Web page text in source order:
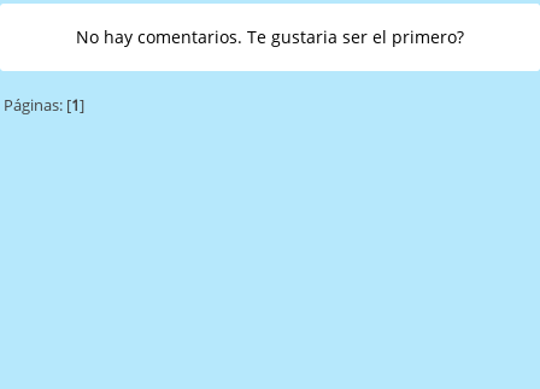
No hay comentarios. Te gustaria ser el primero?
Páginas: [1]